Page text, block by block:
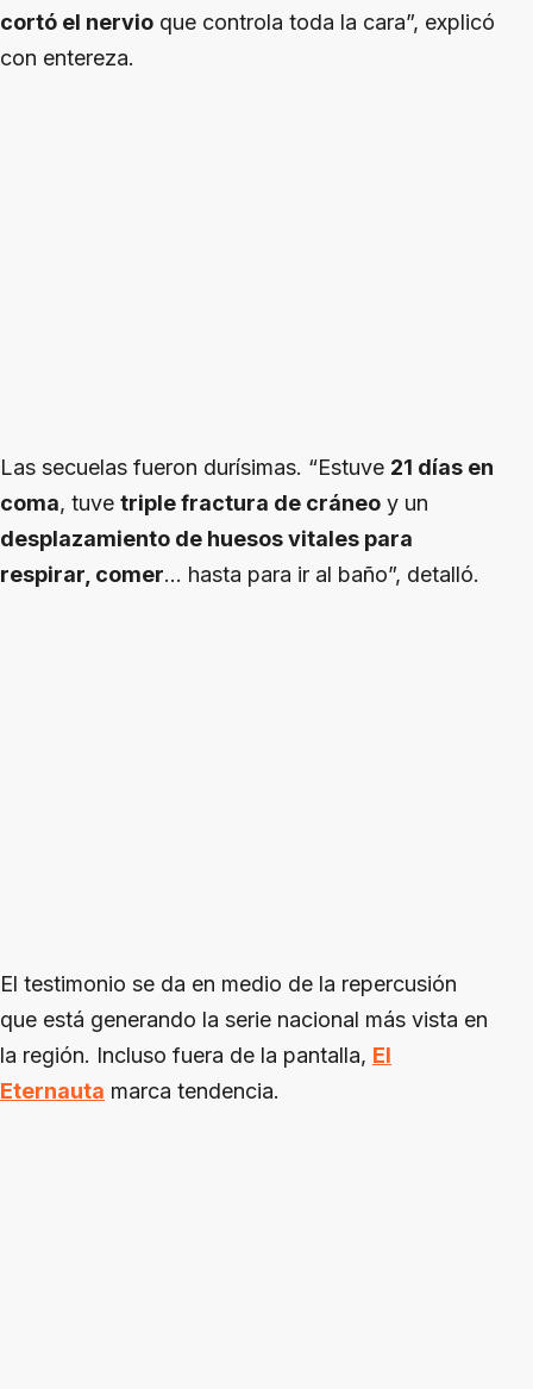
cortó el nervio que controla toda la cara”, explicó
con entereza.
Las secuelas fueron durísimas. “Estuve 21 días en
coma, tuve triple fractura de cráneo y un
desplazamiento de huesos vitales para
respirar, comer... hasta para ir al baño”, detalló.
El testimonio se da en medio de la repercusión
que está generando la serie nacional más vista en
la región. Incluso fuera de la pantalla, El
Eternauta marca tendencia.